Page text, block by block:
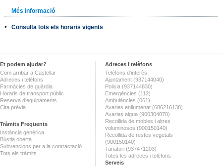
Més informació
Consulta tots els horaris vigents
Et podem ajudar?
Com arribar a Castellar
Adreces i telèfons
Farmàcies de guàrdia
Horaris de transport públic
Reserva d'equipaments
Cita prèvia
Tràmits Freqüents
Instància genèrica
Bústia oberta
Subvencions per a la contractació
Tots els tràmits
Adreces i telèfons
Telèfons d'interès
Ajuntament (937144040)
Policia (937144830)
Emergències (112)
Ambulàncies (061)
Avaries enllumenat (686216138)
Avaries aigua (900304070)
Recollida de mobles i altres
voluminosos (900150140)
Recollida de restes vegetals
(900150140)
Tanatori (937471203)
Totes les adreces i telèfons
Serveis